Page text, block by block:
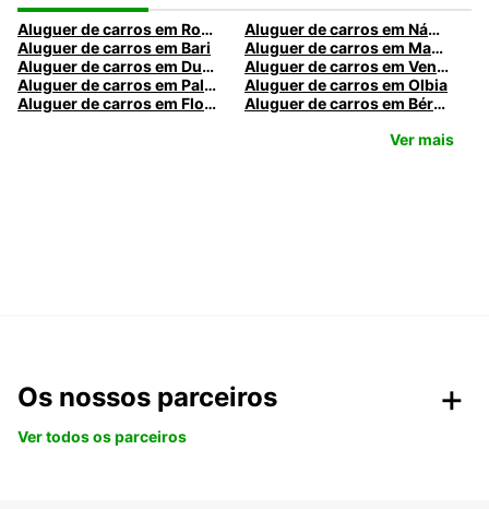
Aluguer de carros em Roma
Aluguer de carros em Nápoles
Aluguer de carros em Bari
Aluguer de carros em Madrid
Aluguer de carros em Dublin
Aluguer de carros em Veneza
Aluguer de carros em Palermo
Aluguer de carros em Olbia
Aluguer de carros em Florença
Aluguer de carros em Bérgamo
Ver mais
Os nossos parceiros
Ver todos os parceiros